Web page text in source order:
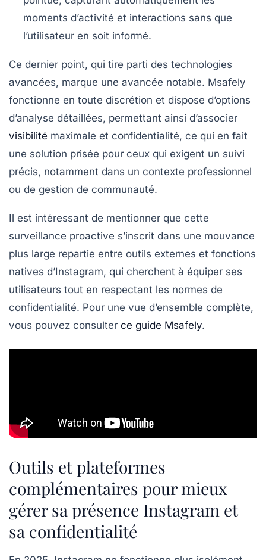
moments d’activité et interactions sans que
l’utilisateur en soit informé.
Ce dernier point, qui tire parti des technologies
avancées, marque une avancée notable. Msafely
fonctionne en toute discrétion et dispose d’options
d’analyse détaillées, permettant ainsi d’associer
visibilité maximale et confidentialité, ce qui en fait
une solution prisée pour ceux qui exigent un suivi
précis, notamment dans un contexte professionnel
ou de gestion de communauté.
Il est intéressant de mentionner que cette
surveillance proactive s’inscrit dans une mouvance
plus large repartie entre outils externes et fonctions
natives d’Instagram, qui cherchent à équiper ses
utilisateurs tout en respectant les normes de
confidentialité. Pour une vue d’ensemble complète,
vous pouvez consulter ce guide Msafely.
Outils et plateformes
complémentaires pour mieux
gérer sa présence Instagram et
sa confidentialité